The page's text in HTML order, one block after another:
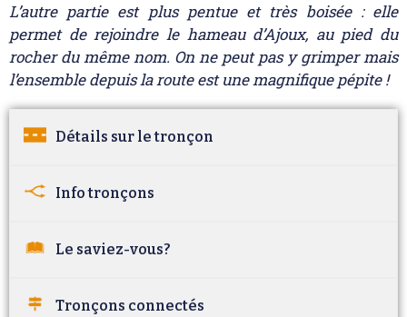
L’autre partie est plus pentue et très boisée : elle
permet de rejoindre le hameau d’Ajoux, au pied du
rocher du même nom. On ne peut pas y grimper mais
l’ensemble depuis la route est une magnifique pépite !
Détails sur le tronçon
Info tronçons
Le saviez-vous?
Tronçons connectés